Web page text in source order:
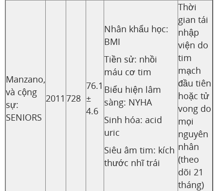
Manzano,
và cộng
sự:
SENIORS
2011 728
76.1
±
4.6
Nhân khẩu học:
BMI
Tiền sử: nhồi
máu cơ tim
Biểu hiện lâm
sàng: NYHA
Sinh hóa: acid
uric
Siêu âm tim: kích
thước nhĩ trái
Thời
gian tái
nhập
viện do
tim
mạch
đầu tiên
hoặc tử
vong do
mọi
nguyên
nhân
(theo
dõi 21
tháng)